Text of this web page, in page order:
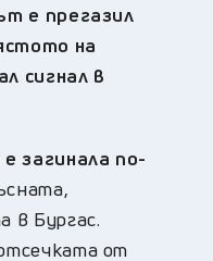
е прегазил
на
сигнал в
загинала по-
в Бургас.
от